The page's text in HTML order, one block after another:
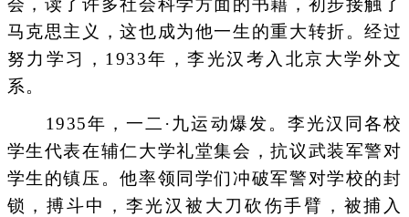
会，读了许多社会科学方面的书籍，初步接触了
马克思主义，这也成为他一生的重大转折。经过
努力学习，1933年，李光汉考入北京大学外文
系。
1935年，一二·九运动爆发。李光汉同各校
学生代表在辅仁大学礼堂集会，抗议武装军警对
学生的镇压。他率领同学们冲破军警对学校的封
锁，搏斗中，李光汉被大刀砍伤手臂，被捕入